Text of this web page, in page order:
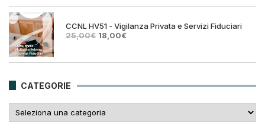
originale
25,00€.
attuale
18,00€.
CCNL HV51 - Vigilanza Privata e Servizi Fiduciari
25,00€ Il
era:
18,00€Il
è:
CATEGORIE